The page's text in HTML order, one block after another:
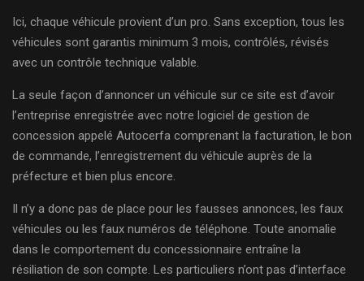
Ici, chaque véhicule provient d’un pro. Sans exception, tous les
véhicules sont garantis minimum 3 mois, contrôlés, révisés
avec un contrôle technique valable.
La seule façon d’annoncer un véhicule sur ce site est d’avoir
l’entreprise enregistrée avec notre logiciel de gestion de
concession appelé Autocerfa comprenant la facturation, le bon
de commande, l’enregistrement du véhicule auprès de la
préfecture et bien plus encore.
Il n’y a donc pas de place pour les fausses annonces, les faux
véhicules ou les faux numéros de téléphone. Toute anomalie
dans le comportement du concessionnaire entraîne la
résiliation de son compte. Les particuliers n’ont pas d’interface